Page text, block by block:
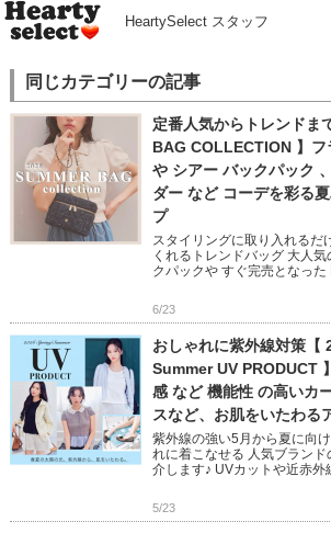
HeartySelect スタッフ
同じカテゴリーの記事
定番人気からトレンドま
BAG COLLECTION 】フ
や シアー バックパック
ダー など コーデを彩る
プ
スタイリングに取り入れるだ
くれるトレンドバッグ 大人
クパックや すぐ完売となった
6/23
おしゃれに紫外線対策【
Summer UV PRODUCT
感 など 機能性 の高いカ
スなど、お肌をいたわる
紫外線の強い5月から夏に向
れに着こなせる 人気ブラン
介します♪ UVカットや近赤外
5/23